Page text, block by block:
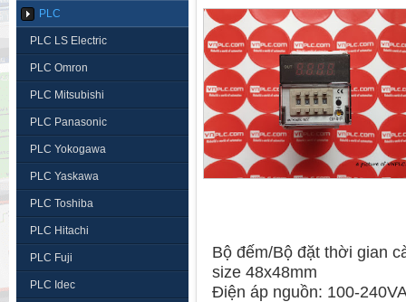
PLC
PLC LS Electric
PLC Omron
PLC Mitsubishi
PLC Panasonic
PLC Yokogawa
PLC Yaskawa
PLC Toshiba
PLC Hitachi
PLC Fuji
PLC Idec
Bộ đếm/Bộ đặt thời gian
size 48x48mm
Điện áp nguồn: 100-